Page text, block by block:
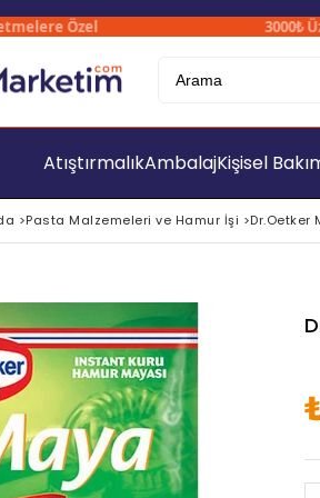
Özel 3000₺
AtıştırmalıkAmbalajKişisel
>Pasta Malzemeleri ve Hamur İşi >Dr.Oetker